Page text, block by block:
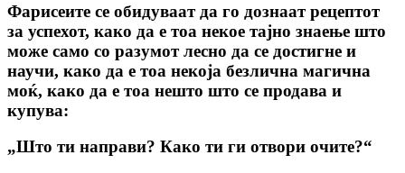
Фарисеите се обидуваат да го дознаат рецептот
за успехот, како да е тоа некое тајно знаење што
може само со разумот лесно да се достигне и
научи, како да е тоа некоја безлична магична
моќ, како да е тоа нешто што се продава и
купува:
„Што ти направи? Како ти ги отвори очите?“